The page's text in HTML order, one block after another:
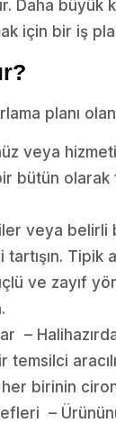
Daha
için bir iş
planı
veya
bütün olarak
veya belirli
Tipik
ve zayıf
–
birinin
–